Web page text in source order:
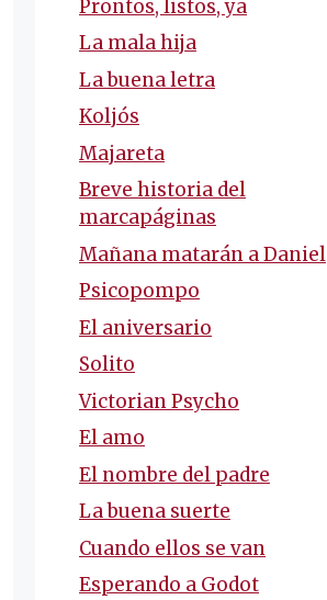
Prontos, listos, ya
La mala hija
La buena letra
Koljós
Majareta
Breve historia del
marcapáginas
Mañana matarán a Daniel
Psicopompo
El aniversario
Solito
Victorian Psycho
El amo
El nombre del padre
La buena suerte
Cuando ellos se van
Esperando a Godot